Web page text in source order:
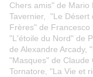
Chers amis" de Mario
Tavernier, "Le Désert
Frères" de Francesco
"L'étoile du Nord" de
de Alexandre Arcady,
"Masques" de Claude
Tornatore, "La Vie et